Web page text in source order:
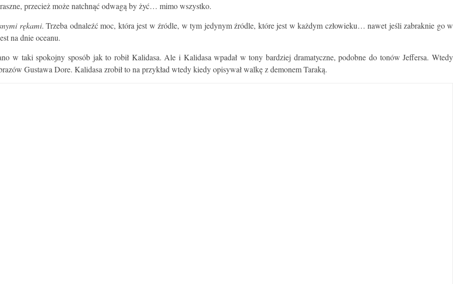
przecież może natchnąć odwagą by żyć… mimo wszystko.
rękami. Trzeba odnaleźć moc, która jest w źródle, w tym jedynym źródle, które jest w każdym człowieku… nawet jeśli zabraknie go w
na dnie oceanu.
w taki spokojny sposób jak to robił Kalidasa. Ale i Kalidasa wpadał w tony bardziej dramatyczne, podobne do tonów Jeffersa. Wtedy
Gustawa Dore. Kalidasa zrobił to na przykład wtedy kiedy opisywał walkę z demonem Taraką.